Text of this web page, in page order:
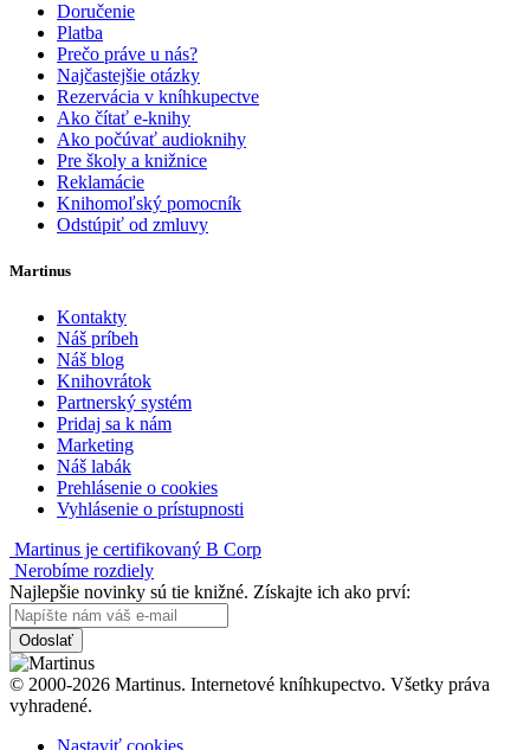
Doručenie
Platba
Prečo práve u nás?
Najčastejšie otázky
Rezervácia v kníhkupectve
Ako čítať e-knihy
Ako počúvať audioknihy
Pre školy a knižnice
Reklamácie
Knihomoľský pomocník
Odstúpiť od zmluvy
Martinus
Kontakty
Náš príbeh
Náš blog
Knihovrátok
Partnerský systém
Pridaj sa k nám
Marketing
Náš labák
Prehlásenie o cookies
Vyhlásenie o prístupnosti
Martinus je certifikovaný B Corp
Nerobíme rozdiely
Najlepšie novinky sú tie knižné. Získajte ich ako prví:
Odoslať
© 2000-2026 Martinus. Internetové kníhkupectvo. Všetky práva
vyhradené.